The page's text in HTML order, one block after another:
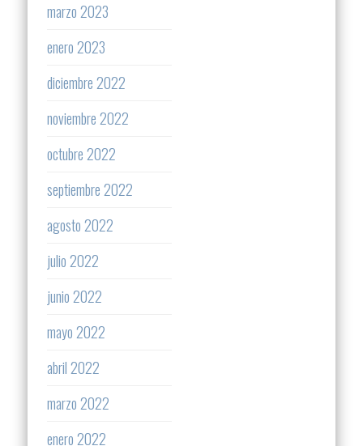
marzo 2023
enero 2023
diciembre 2022
noviembre 2022
octubre 2022
septiembre 2022
agosto 2022
julio 2022
junio 2022
mayo 2022
abril 2022
marzo 2022
enero 2022